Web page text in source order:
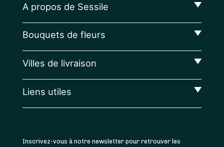
A propos de Sessile
Bouquets de fleurs
Villes de livraison
Liens utiles
Inscrivez-vous à notre newsletter pour retrouver les